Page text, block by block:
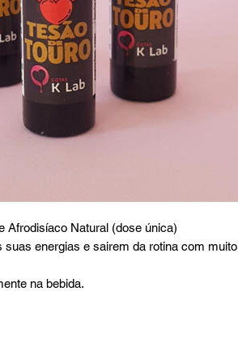
Afrodisíaco Natural (dose única)
energias e sairem da rotina com muito
na bebida.